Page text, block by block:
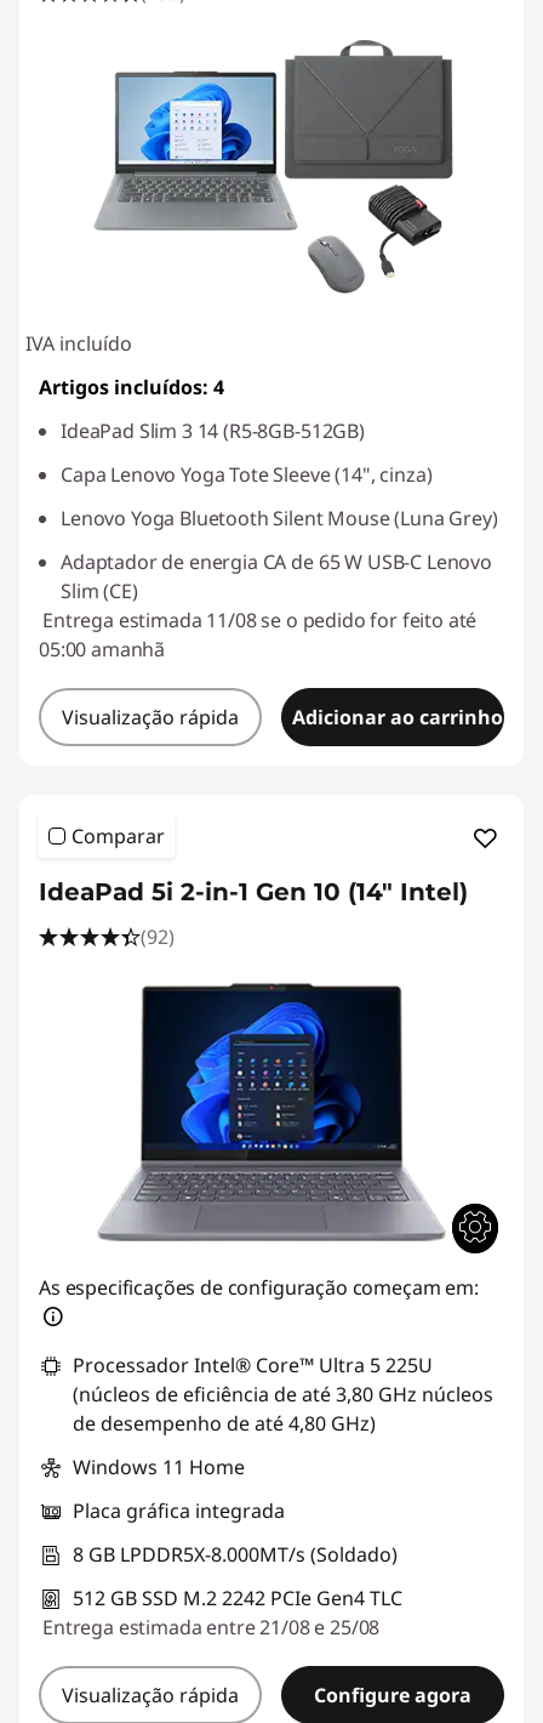
IVA incluído
Artigos incluídos: 4
IdeaPad Slim 3 14 (R5-8GB-512GB)
Capa Lenovo Yoga Tote Sleeve (14", cinza)
Lenovo Yoga Bluetooth Silent Mouse (Luna Grey)
Adaptador de energia CA de 65 W USB-C Lenovo
Slim (CE)
Entrega estimada 11/08 se o pedido for feito até
05:00 amanhã
Visualização rápida Adicionar ao carrinho
Comparar
IdeaPad 5i 2-in-1 Gen 10 (14" Intel)
(92)
As especificações de configuração começam em:
Processador Intel® Core™ Ultra 5 225U
(núcleos de eficiência de até 3,80 GHz núcleos
de desempenho de até 4,80 GHz)
Windows 11 Home
Placa gráfica integrada
8 GB LPDDR5X-8.000MT/s (Soldado)
512 GB SSD M.2 2242 PCIe Gen4 TLC
Entrega estimada entre 21/08 e 25/08
Visualização rápida Configure agora